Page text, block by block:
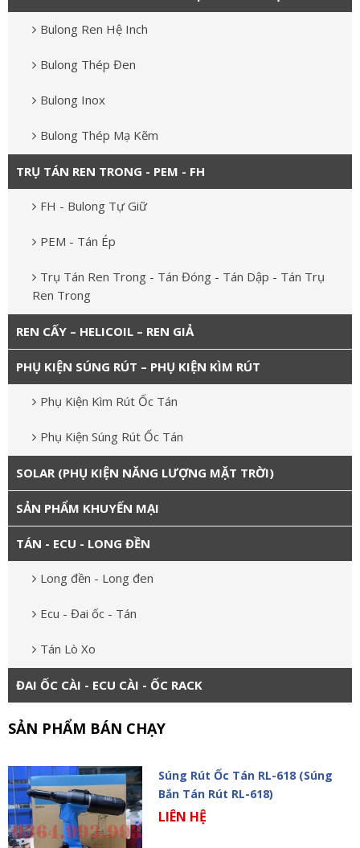
Bulong Ren Hệ Inch
Bulong Thép Đen
Bulong Inox
Bulong Thép Mạ Kẽm
TRỤ TÁN REN TRONG - PEM - FH
FH - Bulong Tự Giữ
PEM - Tán Ép
Trụ Tán Ren Trong - Tán Đóng - Tán Dập - Tán Trụ
Ren Trong
REN CẤY – HELICOIL – REN GIẢ
PHỤ KIỆN SÚNG RÚT – PHỤ KIỆN KÌM RÚT
Phụ Kiện Kìm Rút Ốc Tán
Phụ Kiện Súng Rút Ốc Tán
SOLAR (PHỤ KIỆN NĂNG LƯỢNG MẶT TRỜI)
SẢN PHẨM KHUYẾN MẠI
TÁN - ECU - LONG ĐỀN
Long đền - Long đen
Ecu - Đai ốc - Tán
Tán Lò Xo
ĐAI ỐC CÀI - ECU CÀI - ỐC RACK
SẢN PHẨM BÁN CHẠY
Súng Rút Ốc Tán RL-618 (Súng
Bắn Tán Rút RL-618)
LIÊN HỆ